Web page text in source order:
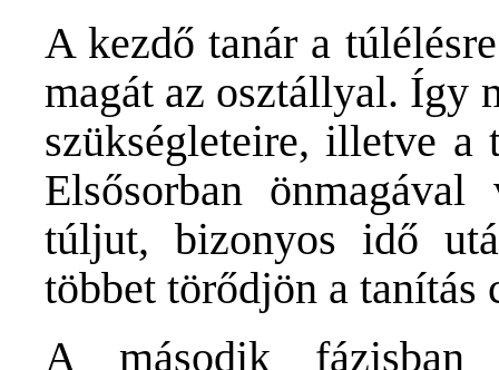
A kezdő tanár a
magát az osztállyal. Így
szükségleteire, illetve a
Elsősorban
túljut, bizonyos idő
többet törődjön a tanítás
A második fázisban